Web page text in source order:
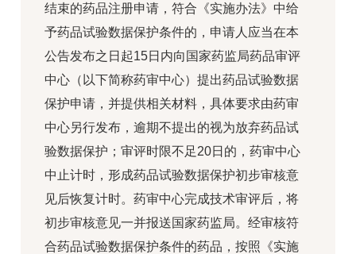
结束的药品注册申请，符合《实施办法》中给
予药品试验数据保护条件的，申请人应当在本
公告发布之日起15日内向国家药监局药品审评
中心（以下简称药审中心）提出药品试验数据
保护申请，并提供相关材料，具体要求由药审
中心另行发布，逾期不提出的视为放弃药品试
验数据保护；审评时限不足20日的，药审中心
中止计时，形成药品试验数据保护初步审核意
见后恢复计时。药审中心完成技术审评后，将
初步审核意见一并报送国家药监局。经审核符
合药品试验数据保护条件的药品，按照《实施